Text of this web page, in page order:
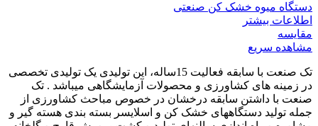
دستگاه میوه خشک کن صنعتی
اطلاعات بیشتر
مقایسه
مشاهده سریع
تک صنعت با سابقه فعالیت 15ساله، این تولیدی یک تولیدی تخصصی
در زمینه های کشاورزی و محصولات آزمایشگاهی میباشد . تک
صنعت با داشتن سابقه درخشان در خصوص مباحث کشاورزی از
جمله تولید دستگاههای خشک کن و اسلایسر بسته بندی هسته گیر و